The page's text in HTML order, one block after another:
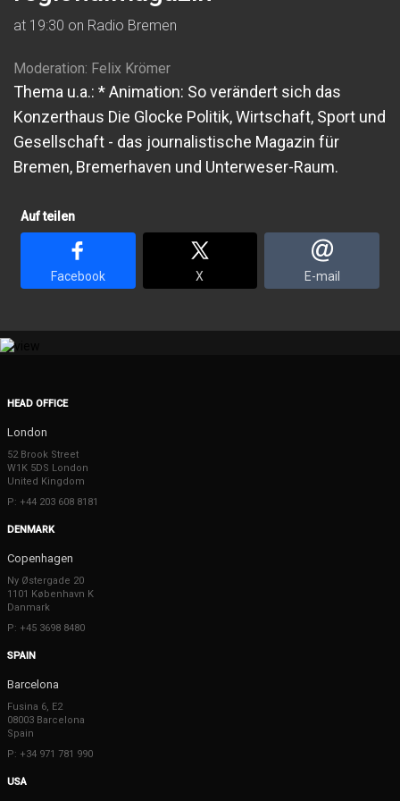
at 19:30 on Radio Bremen
Moderation: Felix Krömer
Thema u.a.: * Animation: So verändert sich das
Konzerthaus Die Glocke Politik, Wirtschaft, Sport und
Gesellschaft - das journalistische Magazin für
Bremen, Bremerhaven und Unterweser-Raum.
Auf teilen
Facebook X E-mail
HEAD OFFICE
London
52 Brook Street
W1K 5DS London
United Kingdom
P: +44 203 608 8181
DENMARK
Copenhagen
Ny Østergade 20
1101 København K
Danmark
P: +45 3698 8480
SPAIN
Barcelona
Fusina 6, E2
08003 Barcelona
Spain
P: +34 971 781 990
USA